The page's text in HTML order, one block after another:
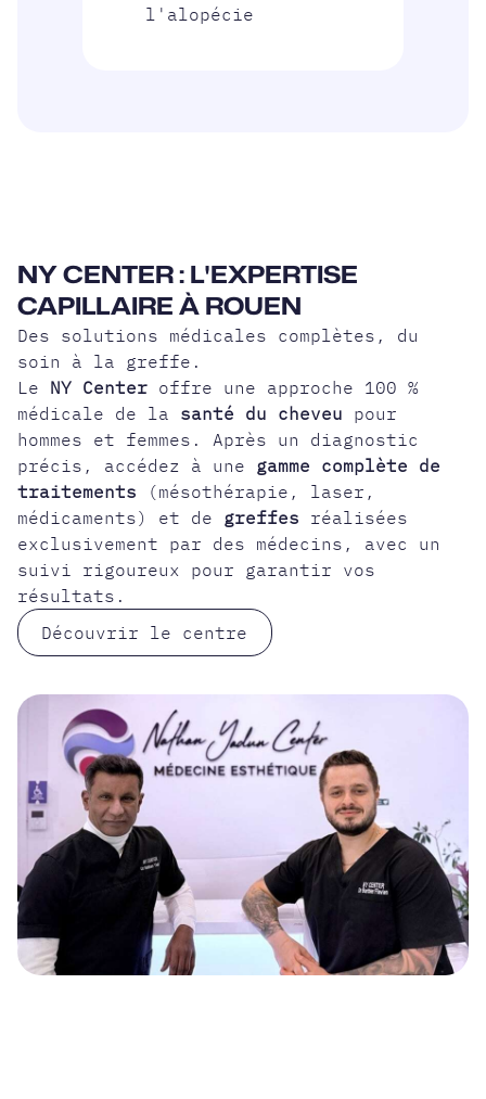
l'alopécie
NY CENTER : L'EXPERTISE
CAPILLAIRE À ROUEN
Des solutions médicales complètes, du
soin à la greffe.
Le NY Center offre une approche 100 %
médicale de la santé du cheveu pour
hommes et femmes. Après un diagnostic
précis, accédez à une gamme complète de
traitements (mésothérapie, laser,
médicaments) et de greffes réalisées
exclusivement par des médecins, avec un
suivi rigoureux pour garantir vos
résultats.
Découvrir le centre